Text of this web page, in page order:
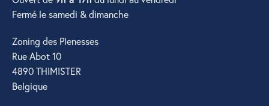
Fermé le samedi & dimanche
Zoning des Plenesses
Rue Abot 10
4890 THIMISTER
Belgique